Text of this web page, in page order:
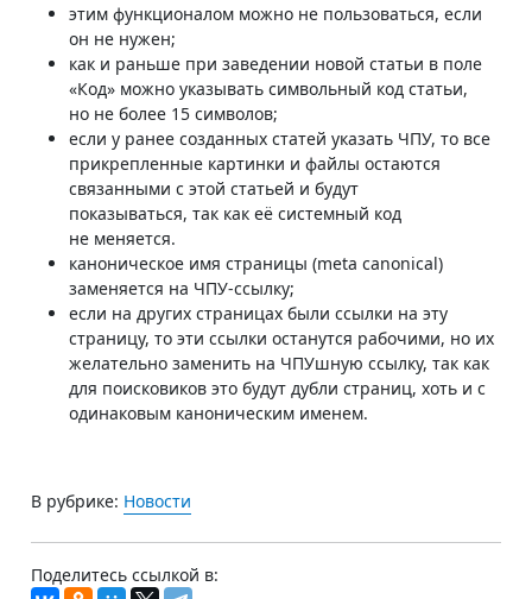
этим функционалом можно не пользоваться, если
он не нужен;
как и раньше при заведении новой статьи в поле
«Код» можно указывать символьный код статьи,
но не более 15 символов;
если у ранее созданных статей указать ЧПУ, то все
прикрепленные картинки и файлы остаются
связанными с этой статьей и будут
показываться, так как её системный код
не меняется.
каноническое имя страницы (meta canonical)
заменяется на ЧПУ-ссылку;
если на других страницах были ссылки на эту
страницу, то эти ссылки останутся рабочими, но их
желательно заменить на ЧПУшную ссылку, так как
для поисковиков это будут дубли страниц, хоть и с
одинаковым каноническим именем.
В рубрике: Новости
Поделитесь ссылкой в: